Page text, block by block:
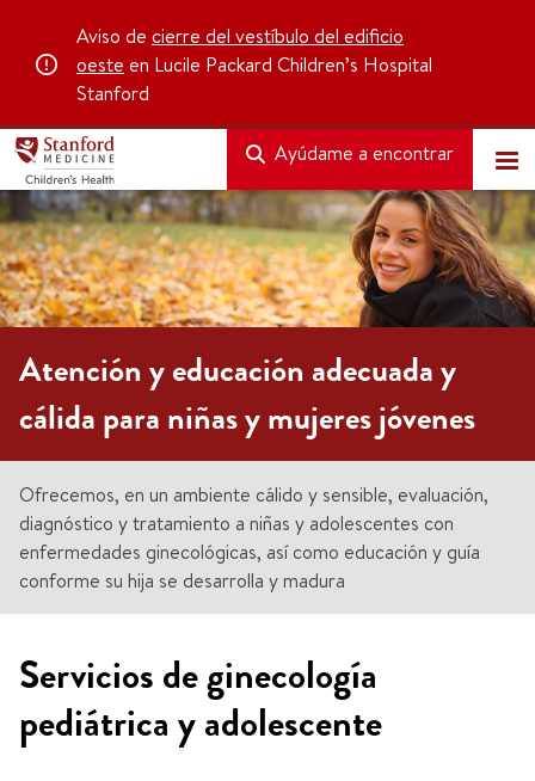
Aviso de cierre del vestíbulo del edificio
oeste en Lucile Packard Children’s Hospital
Stanford
Ayúdame a encontrar
Atención y educación adecuada y
cálida para niñas y mujeres jóvenes
Ofrecemos, en un ambiente cálido y sensible, evaluación,
diagnóstico y tratamiento a niñas y adolescentes con
enfermedades ginecológicas, así como educación y guía
conforme su hija se desarrolla y madura
Servicios de ginecología
pediátrica y adolescente